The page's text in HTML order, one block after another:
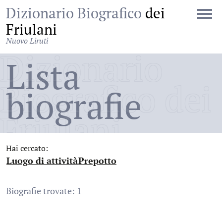
Dizionario Biografico dei
Friulani
Nuovo Liruti
Dizionario
Biografico dei
Friulani
Lista
biografie
Hai cercato:
Luogo di attività
:Prepotto
Biografie trovate: 1